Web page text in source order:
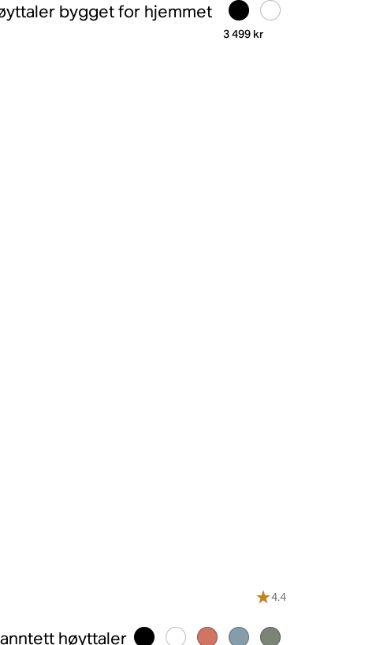
bygget for hjemmet
3 499 kr
4.4
høyttaler